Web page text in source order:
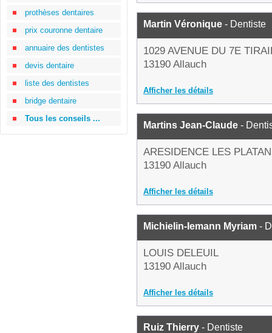
prothèses dentaires
prix couronne dentaire
annuaire des dentistes
devis dentaire
liste des dentistes
bridge dentaire
Tous les conseils ...
Martin Véronique - Dentiste
1029 AVENUE DU 7E
13190 Allauch
Afficher les détails
Martins Jean-Claude -
ARESIDENCE LES
13190 Allauch
Afficher les détails
Michielin-Iemann Myriam -
LOUIS DELEUIL
13190 Allauch
Afficher les détails
Ruiz Thierry - Dentiste